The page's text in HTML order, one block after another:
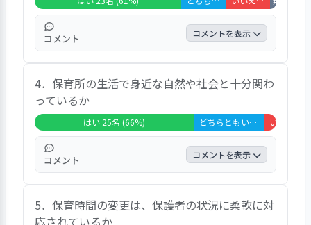
い取り組みだと思う」「記入したことを園の改善
に繋げてほしい」「調査をデジタル化してほし
い」等、記されていた。
子どもの興味や関心がもてるような働きかけ
はできるんじゃないかなと思います。絵の具
は年長クラスしかやらなかったり、乳児でも
ぬりえをさせるよりも自由に描いて発想を広
げるなど」と、記されていた。
コメント コメントを表示
「はい」が６１％、「どちらとも言えない」
と「いいえ」が各１８％、「非該当」が３％
だった。設問項目には、「おいしいごはんだ
が、市販のおやつは工夫されたものではな
い」「塩分・糖分などに気を配ってほしい」
「スナック菓子だと捕食にならない。事前連
絡なく献立表と異なることがある」「園の独
断でチョコレートを出していることに疑問が
ある。栄養士の指示も無視して子どもにあげ
ている」「おやつが手作りの日を増やしてほ
4．保育所の生活で身近な自然や社会と十分関わ
っているか
はい 25名 (66%) どちらともいえない 11名 (29%)
コメント コメントを表示
「はい」が６６％、「どちらとも言えない」
が２９％、「いいえ」が５％だった。設問項
5．保育時間の変更は、保護者の状況に柔軟に対
応されているか